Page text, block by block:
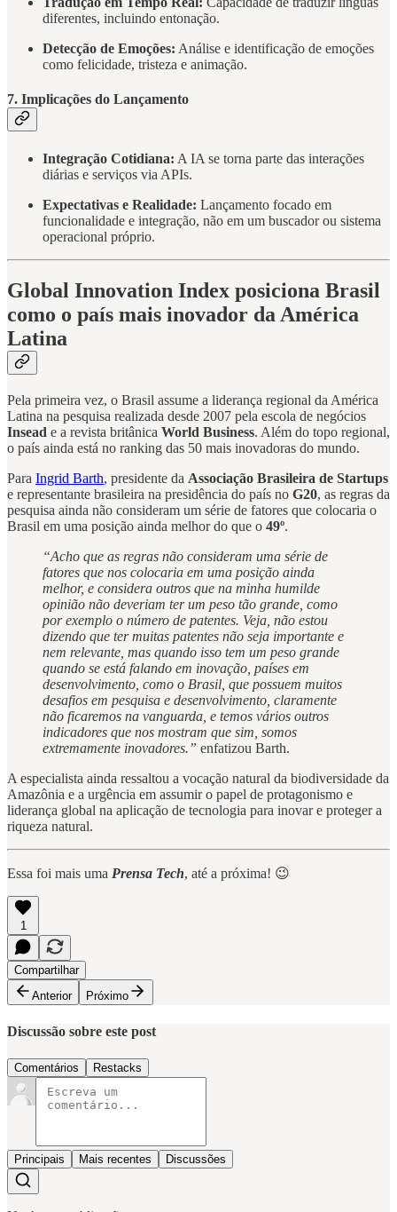
diferentes, incluindo entonação.
Detecção de Emoções: Análise e identificação de emoções
como felicidade, tristeza e animação.
7. Implicações do Lançamento
Integração Cotidiana: A IA se torna parte das interações
diárias e serviços via APIs.
Expectativas e Realidade: Lançamento focado em
funcionalidade e integração, não em um buscador ou sistema
operacional próprio.
Global Innovation Index posiciona Brasil
como o país mais inovador da América
Latina
Pela primeira vez, o Brasil assume a liderança regional da América
Latina na pesquisa realizada desde 2007 pela escola de negócios
Insead e a revista britânica World Business. Além do topo regional,
o país ainda está no ranking das 50 mais inovadoras do mundo.
Para Ingrid Barth, presidente da Associação Brasileira de Startups
e representante brasileira na presidência do país no G20, as regras da
pesquisa ainda não consideram um série de fatores que colocaria o
Brasil em uma posição ainda melhor do que o 49º.
“Acho que as regras não consideram uma série de
fatores que nos colocaria em uma posição ainda
melhor, e considera outros que na minha humilde
opinião não deveriam ter um peso tão grande, como
por exemplo o número de patentes. Veja, não estou
dizendo que ter muitas patentes não seja importante e
nem relevante, mas quando isso tem um peso grande
quando se está falando em inovação, países em
desenvolvimento, como o Brasil, que possuem muitos
desafios em pesquisa e desenvolvimento, claramente
não ficaremos na vanguarda, e temos vários outros
indicadores que nos mostram que sim, somos
extremamente inovadores.” enfatizou Barth.
A especialista ainda ressaltou a vocação natural da biodiversidade da
Amazônia e a urgência em assumir o papel de protagonismo e
liderança global na aplicação de tecnologia para inovar e proteger a
riqueza natural.
Essa foi mais uma Prensa Tech, até a próxima! 😉
1
Compartilhar
Anterior
Próximo
Discussão sobre este post
Comentários Restacks
Principais Mais recentes Discussões